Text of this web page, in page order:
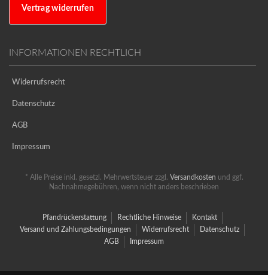
Vertrag widerrufen
INFORMATIONEN RECHTLICH
Widerrufsrecht
Datenschutz
AGB
Impressum
* Alle Preise inkl. gesetzl. Mehrwertsteuer zzgl. Versandkosten und ggf.
Nachnahmegebühren, wenn nicht anders beschrieben
Pfandrückerstattung Rechtliche Hinweise
Kontakt
Versand und Zahlungsbedingungen
Widerrufsrecht
Datenschutz
AGB
Impressum